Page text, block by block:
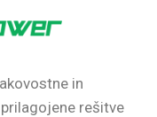
in
rešitve